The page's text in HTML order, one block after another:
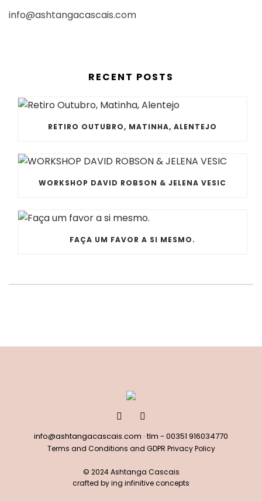
info@ashtangacascais.com
RECENT POSTS
RETIRO OUTUBRO, MATINHA, ALENTEJO
WORKSHOP DAVID ROBSON & JELENA VESIC
FAÇA UM FAVOR A SI MESMO.
info@ashtangacascais.com · tlm - 00351 916034770
Terms and Conditions and GDPR Privacy Policy
© 2024 Ashtanga Cascais
crafted bying infinitive concepts